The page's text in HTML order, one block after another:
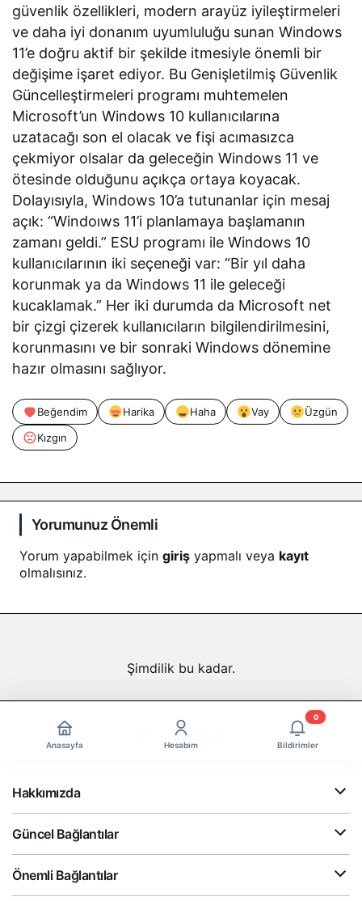
güvenlik özellikleri, modern arayüz iyileştirmeleri
ve daha iyi donanım uyumluluğu sunan Windows
11’e doğru aktif bir şekilde itmesiyle önemli bir
değişime işaret ediyor. Bu Genişletilmiş Güvenlik
Güncelleştirmeleri programı muhtemelen
Microsoft’un Windows 10 kullanıcılarına
uzatacağı son el olacak ve fişi acımasızca
çekmiyor olsalar da geleceğin Windows 11 ve
ötesinde olduğunu açıkça ortaya koyacak.
Dolayısıyla, Windows 10’a tutunanlar için mesaj
açık: “Windoıws 11’i planlamaya başlamanın
zamanı geldi.” ESU programı ile Windows 10
kullanıcılarının iki seçeneği var: “Bir yıl daha
korunmak ya da Windows 11 ile geleceği
kucaklamak.” Her iki durumda da Microsoft net
bir çizgi çizerek kullanıcıların bilgilendirilmesini,
korunmasını ve bir sonraki Windows dönemine
hazır olmasını sağlıyor.
Beğendim Harika Haha Vay
Üzgün
Kızgın
Yorumunuz Önemli
Yorum yapabilmek için giriş yapmalı veya kayıt
olmalısınız.
Şimdilik bu kadar.
Anasayfa Hesabım Bildirimler
0
Hakkımızda
Güncel Bağlantılar
Önemli Bağlantılar